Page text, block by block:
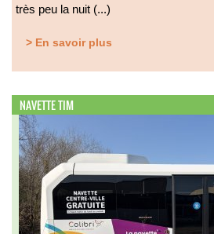
très peu la nuit (...)
> En savoir plus
NAVETTE TIM